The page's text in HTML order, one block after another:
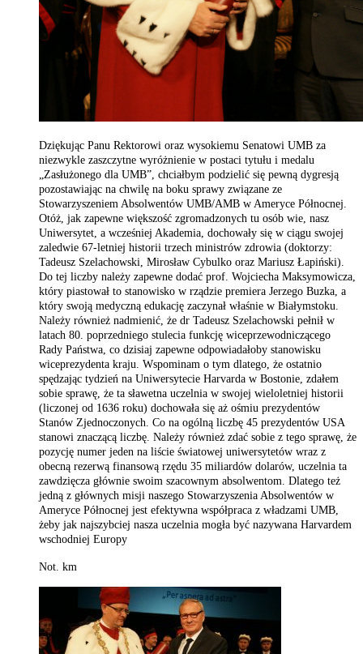
Dziękując Panu Rektorowi oraz wysokiemu Senatowi UMB za
niezwykle zaszczytne wyróżnienie w postaci tytułu i medalu
„Zasłużonego dla UMB”, chciałbym podzielić się pewną dygresją
pozostawiając na chwilę na boku sprawy związane ze
Stowarzyszeniem Absolwentów UMB/AMB w Ameryce Północnej.
Otóż, jak zapewne większość zgromadzonych tu osób wie, nasz
Uniwersytet, a wcześniej Akademia, dochowały się w ciągu swojej
zaledwie 67-letniej historii trzech ministrów zdrowia (doktorzy:
Tadeusz Szelachowski, Mirosław Cybulko oraz Mariusz Łapiński).
Do tej liczby należy zapewne dodać prof. Wojciecha Maksymowicza,
który piastował to stanowisko w rządzie premiera Jerzego Buzka, a
który swoją medyczną edukację zaczynał właśnie w Białymstoku.
Należy również nadmienić, że dr Tadeusz Szelachowski pełnił w
latach 80. poprzedniego stulecia funkcję wiceprzewodniczącego
Rady Państwa, co dzisiaj zapewne odpowiadałoby stanowisku
wiceprezydenta kraju. Wspominam o tym dlatego, że ostatnio
spędzając tydzień na Uniwersytecie Harvarda w Bostonie, zdałem
sobie sprawę, że ta sławetna uczelnia w swojej wieloletniej historii
(liczonej od 1636 roku) dochowała się aż ośmiu prezydentów
Stanów Zjednoczonych. Co na ogólną liczbę 45 prezydentów USA
stanowi znaczącą liczbę. Należy również zdać sobie z tego sprawę, że
pozycję numer jeden na liście światowej uniwersytetów wraz z
obecną rezerwą finansową rzędu 35 miliardów dolarów, uczelnia ta
zawdzięcza głównie swoim szacownym absolwentom. Dlatego też
jedną z głównych misji naszego Stowarzyszenia Absolwentów w
Ameryce Północnej jest efektywna współpraca z władzami UMB,
żeby jak najszybciej nasza uczelnia mogła być nazywana Harvardem
wschodniej Europy
Not. km